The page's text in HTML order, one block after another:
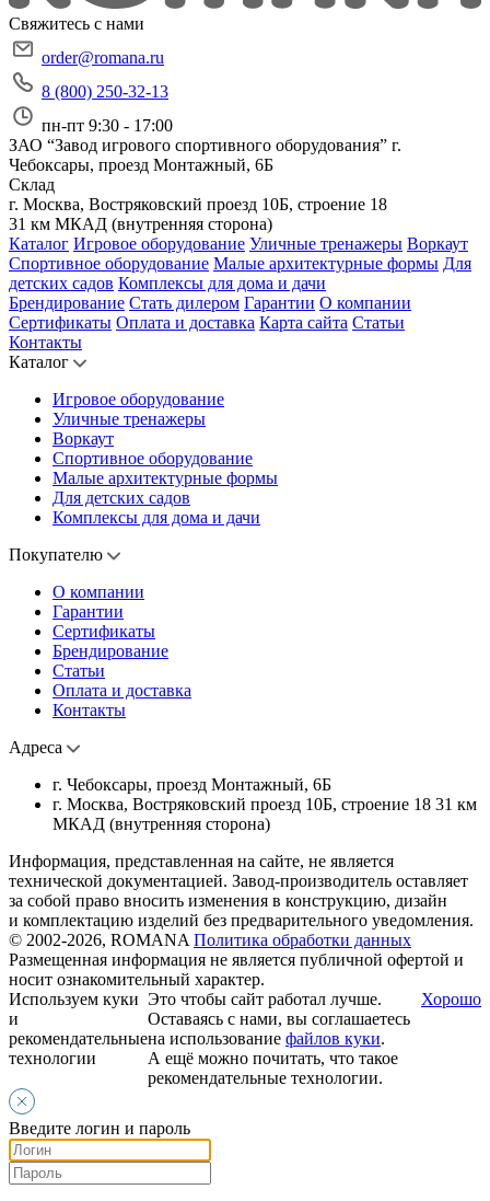
Свяжитесь с нами
order@romana.ru
8 (800) 250-32-13
пн-пт 9:30 - 17:00
ЗАО “Завод игрового спортивного оборудования” г.
Чебоксары, проезд Монтажный, 6Б
Склад
г. Москва, Востряковский проезд 10Б, строение 18
31 км МКАД (внутренняя сторона)
Каталог Игровое оборудование Уличные тренажеры Воркаут
Спортивное оборудование Малые архитектурные формы Для
детских садов Комплексы для дома и дачи
Брендирование Стать дилером Гарантии О компании
Сертификаты Оплата и доставка Карта сайта Статьи
Контакты
Каталог
Игровое оборудование
Уличные тренажеры
Воркаут
Спортивное оборудование
Малые архитектурные формы
Для детских садов
Комплексы для дома и дачи
Покупателю
О компании
Гарантии
Сертификаты
Брендирование
Статьи
Оплата и доставка
Контакты
Адреса
г. Чебоксары, проезд Монтажный, 6Б
г. Москва, Востряковский проезд 10Б, строение 18 31 км
МКАД (внутренняя сторона)
Информация, представленная на сайте, не является
технической документацией. Завод-производитель оставляет
за собой право вносить изменения в конструкцию, дизайн
и комплектацию изделий без предварительного уведомления.
© 2002-2026, ROMANA Политика обработки данных
Размещенная информация не является публичной офертой и
носит ознакомительный характер.
Используем куки
и
рекомендательные
технологии
Это чтобы сайт работал лучше.
Оставаясь с нами, вы соглашаетесь
на использование файлов куки.
А ещё можно почитать, что такое
рекомендательные технологии.
Хорошо
Введите логин и пароль